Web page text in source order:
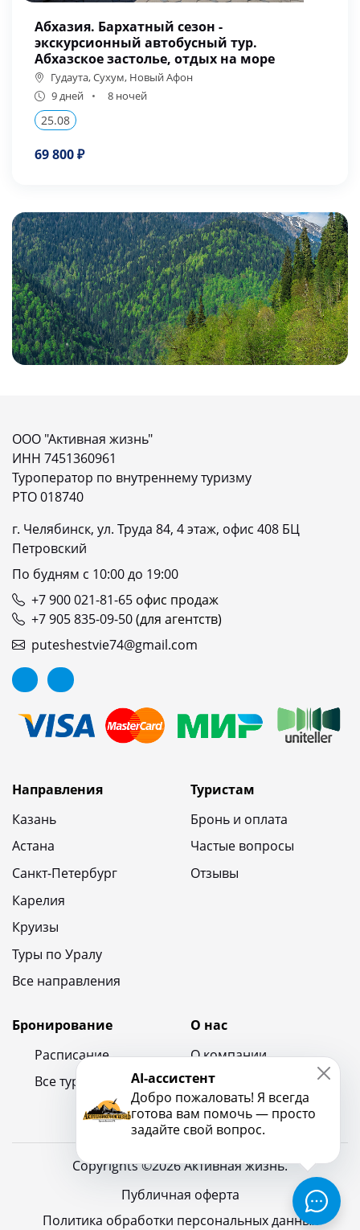
Абхазия. Бархатный сезон -
экскурсионный автобусный тур.
Абхазское застолье, отдых на море
Гудаута, Сухум, Новый Афон
9 дней
8 ночей
25.08
69 800 ₽
ООО "Активная жизнь"
ИНН 7451360961
Туроператор по внутреннему туризму
РТО 018740
г. Челябинск, ул. Труда 84, 4 этаж, офис 408 БЦ
Петровский
По будням с 10:00 до 19:00
+7 900 021-81-65 офис продаж
+7 905 835-09-50(для агентств)
puteshestvie74@gmail.com
Направления
Казань
Астана
Санкт-Петербург
Карелия
Круизы
Туры по Уралу
Все направления
Туристам
Бронь и оплата
Частые вопросы
Отзывы
Бронирование
Расписание
Все туры
О нас
О компании
Контакты
Новости и блог
Copyrights ©2026 Активная жизнь.
Публичная оферта
Политика обработки персональных данных
AI-ассистент
Добро пожаловать! Я всегда
готова вам помочь — просто
задайте свой вопрос.